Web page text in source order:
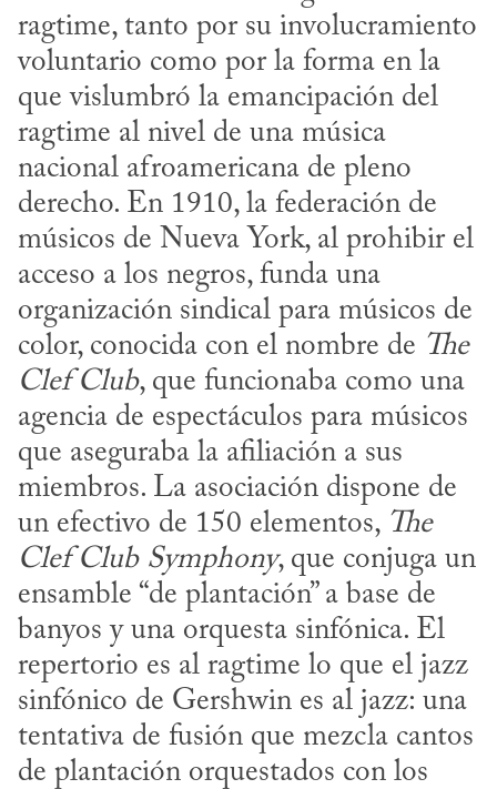
ragtime, tanto por su involucramiento
voluntario como por la forma en la
que vislumbró la emancipación del
ragtime al nivel de una música
nacional afroamericana de pleno
derecho. En 1910, la federación de
músicos de Nueva York, al prohibir el
acceso a los negros, funda una
organización sindical para músicos de
color, conocida con el nombre de The
Clef Club, que funcionaba como una
agencia de espectáculos para músicos
que aseguraba la afiliación a sus
miembros. La asociación dispone de
un efectivo de 150 elementos, The
Clef Club Symphony, que conjuga un
ensamble “de plantación” a base de
banyos y una orquesta sinfónica. El
repertorio es al ragtime lo que el jazz
sinfónico de Gershwin es al jazz: una
tentativa de fusión que mezcla cantos
de plantación orquestados con los